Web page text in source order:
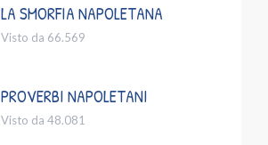
LA SMORFIA NAPOLETANA
Visto da 66.569
PROVERBI NAPOLETANI
Visto da 48.081